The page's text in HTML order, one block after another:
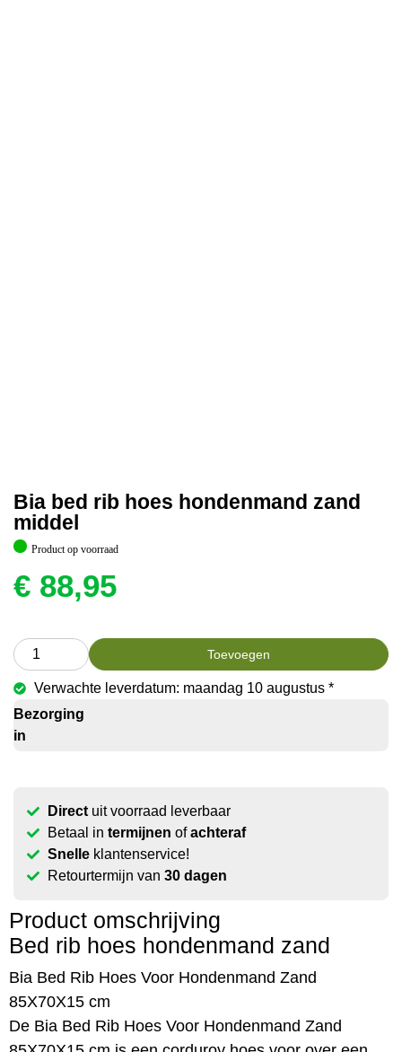
Bia bed rib hoes hondenmand zand
middel
Product op voorraad
€ 88,95
Toevoegen
Verwachte leverdatum: maandag 10 augustus *
Bezorging
in
Directuit voorraad leverbaar
Betaal in termijnen ofachteraf
Snelleklantenservice!
Retourtermijn van 30 dagen
Product omschrijving
Bed rib hoes hondenmand zand
Bia Bed Rib Hoes Voor Hondenmand Zand
85X70X15 cm
De Bia Bed Rib Hoes Voor Hondenmand Zand